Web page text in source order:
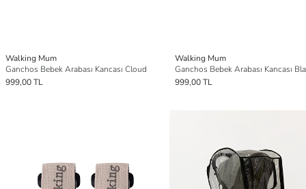
Walking Mum
Ganchos Bebek Arabası Kancası Cloud
999,00 TL
Walking Mum
Ganchos Bebek Arabası Kancası
999,00 TL